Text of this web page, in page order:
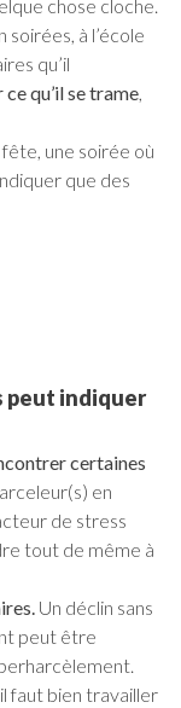
chose cloche.
soirées, à l’école
qu’il
ce qu’il se trame
une soirée où
que des
peut indiquer
certaines
en
de stress
tout de même à
Un déclin sans
peut être
faut bien travailler